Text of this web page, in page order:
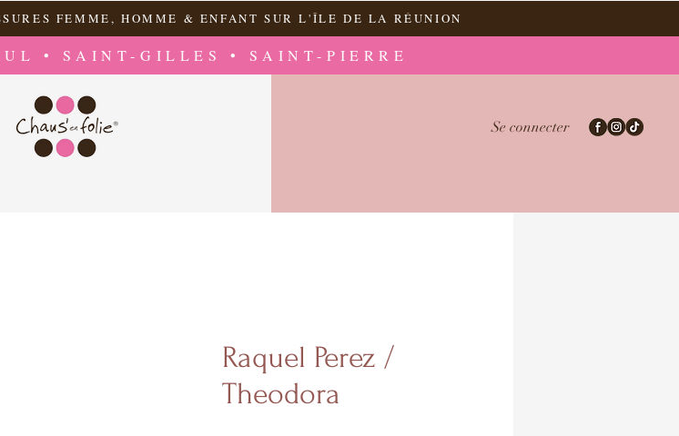
FEMME, HOMME & ENFANT SUR L'ÎLE DE LA RÉUNION
• SAINT-GILLES • SAINT-PIERRE
Se connecter
Raquel Perez /
Theodora